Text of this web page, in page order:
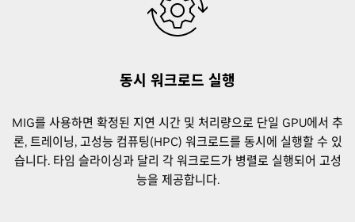
동시 워크로드 실행
MIG를 사용하면 확정된 지연 시간 및 처리량으로 단일 GPU에서 추
론, 트레이닝, 고성능 컴퓨팅(HPC) 워크로드를 동시에 실행할 수 있
습니다. 타임 슬라이싱과 달리 각 워크로드가 병렬로 실행되어 고성
능을 제공합니다.